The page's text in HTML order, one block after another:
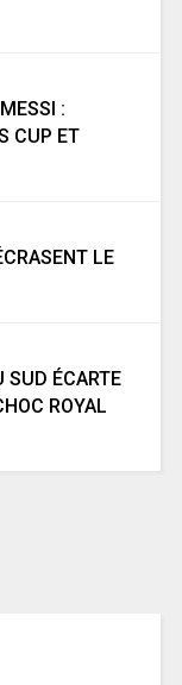
:
CUP ET
LE
SUD ÉCARTE
ROYAL